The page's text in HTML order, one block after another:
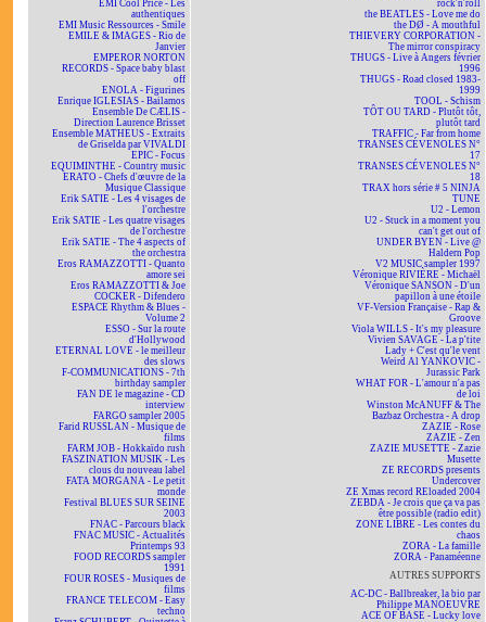
EMI Cool Price - Les
authentiques
EMI Music Ressources - Smile
EMILE & IMAGES - Rio de
Janvier
EMPEROR NORTON
RECORDS - Space baby blast
off
ENOLA - Figurines
Enrique IGLESIAS - Bailamos
Ensemble De CÆLIS -
Direction Laurence Brisset
Ensemble MATHEUS - Extraits
de Griselda par VIVALDI
EPIC - Focus
EQUIMINTHE - Country music
ERATO - Chefs d'œuvre de la
Musique Classique
Erik SATIE - Les 4 visages de
l'orchestre
Erik SATIE - Les quatre visages
de l'orchestre
Erik SATIE - The 4 aspects of
the orchestra
Eros RAMAZZOTTI - Quanto
amore sei
Eros RAMAZZOTTI & Joe
COCKER - Difendero
ESPACE Rhythm & Blues -
Volume 2
ESSO - Sur la route
d'Hollywood
ETERNAL LOVE - le meilleur
des slows
F-COMMUNICATIONS - 7th
birthday sampler
FAN DE le magazine - CD
interview
FARGO sampler 2005
Farid RUSSLAN - Musique de
films
FARM JOB - Hokkaïdo rush
FASZINATION MUSIK - Les
clous du nouveau label
FATA MORGANA - Le petit
monde
Festival BLUES SUR SEINE
2003
FNAC - Parcours black
FNAC MUSIC - Actualités
Printemps 93
FOOD RECORDS sampler
1991
FOUR ROSES - Musiques de
films
FRANCE TELECOM - Easy
techno
rock'n'roll
the BEATLES - Love me do
the DØ - A mouthful
THIEVERY CORPORATION -
The mirror conspiracy
THUGS - Live à Angers février
1996
THUGS - Road closed 1983-
1999
TOOL - Schism
TÔT OU TARD - Plutôt tôt,
plutôt tard
TRAFFIC - Far from home
TRANSES CÉVENOLES N°
17
TRANSES CÉVENOLES N°
18
TRAX hors série # 5 NINJA
TUNE
U2 - Lemon
U2 - Stuck in a moment you
can't get out of
UNDER BYEN - Live @
Haldern Pop
V2 MUSIC sampler 1997
Véronique RIVIÈRE - Michaël
Véronique SANSON - D'un
papillon à une étoile
VF-Version Française - Rap &
Groove
Viola WILLS - It's my pleasure
Vivien SAVAGE - La p'tite
Lady + C'est qu'le vent
Weird Al YANKOVIC -
Jurassic Park
WHAT FOR - L'amour n'a pas
de loi
Winston McANUFF & The
Bazbaz Orchestra - A drop
ZAZIE - Rose
ZAZIE - Zen
ZAZIE MUSETTE - Zazie
Musette
ZE RECORDS presents
Undercover
ZE Xmas record REloaded 2004
ZEBDA - Je crois que ça va pas
être possible (radio edit)
ZONE LIBRE - Les contes du
chaos
ZORA - La famille
ZORA - Panaméenne
AUTRES SUPPORTS
AC-DC - Ballbreaker, la bio par
Philippe MANOEUVRE
ACE OF BASE - Lucky love